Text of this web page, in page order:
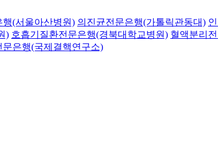
행(서울아산병원) 의진균전문은행(가톨릭관동대)
) 호흡기질환전문은행(경북대학교병원) 혈액분리
은행(국제결핵연구소)